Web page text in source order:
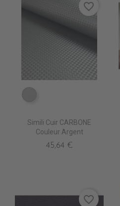
Simili Cuir CARBONE
Couleur Argent
45,64 €
favorite_border
favorite_border